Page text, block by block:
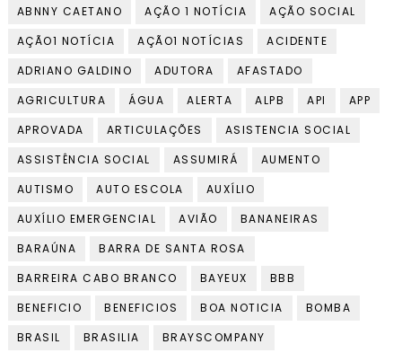
ABNNY CAETANO
AÇÃO 1 NOTÍCIA
AÇÃO SOCIAL
AÇÃO1 NOTÍCIA
AÇÃO1 NOTÍCIAS
ACIDENTE
ADRIANO GALDINO
ADUTORA
AFASTADO
AGRICULTURA
ÁGUA ALERTA ALPB API
APP
APROVADA
ARTICULAÇÕES
ASISTENCIA SOCIAL
ASSISTÊNCIA SOCIAL
ASSUMIRÁ
AUMENTO
AUTISMO
AUTO ESCOLA
AUXÍLIO
AUXÍLIO EMERGENCIAL
AVIÃO
BANANEIRAS
BARAÚNA
BARRA DE SANTA ROSA
BARREIRA CABO BRANCO
BAYEUX
BBB
BENEFICIO
BENEFICIOS BOA NOTICIA
BOMBA
BRASIL
BRASILIA
BRAYSCOMPANY